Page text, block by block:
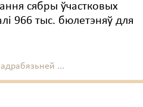
сябры ўчастковых
966 тыс. бюлетэняў для
...